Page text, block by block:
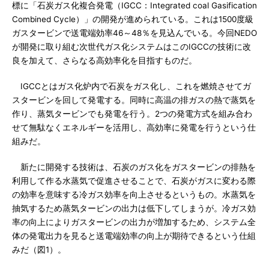
標に「石炭ガス化複合発電（IGCC：Integrated coal Gasification
Combined Cycle）」の開発が進められている。これは1500度級
ガスタービンで送電端効率46～48％を見込んでいる。今回NEDO
が開発に取り組む次世代ガス化システムはこのIGCCの技術に改
良を加えて、さらなる高効率化を目指すものだ。
IGCCとはガス化炉内で石炭をガス化し、これを燃焼させてガ
スタービンを回して発電する。同時に高温の排ガスの熱で蒸気を
作り、蒸気タービンでも発電を行う。2つの発電方式を組み合わ
せて無駄なくエネルギーを活用し、高効率に発電を行うという仕
組みだ。
新たに開発する技術は、石炭のガス化をガスタービンの排熱を
利用して作る水蒸気で促進させることで、石炭がガスに変わる際
の効率を意味する冷ガス効率を向上させるというもの。水蒸気を
抽気するため蒸気タービンの出力は低下してしまうが。冷ガス効
率の向上によりガスタービンの出力が増加するため、システム全
体の発電出力を見ると送電端効率の向上が期待できるという仕組
みだ（図1）。